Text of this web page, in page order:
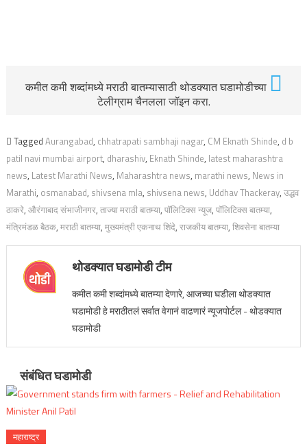
कमीत कमी शब्दांमध्ये मराठी बातम्यासाठी थोडक्यात घडामोडीच्या
टेलीग्राम चैनलला जॉइन करा.
Tagged Aurangabad, chhatrapati sambhaji nagar, CM Eknath Shinde, d b
patil navi mumbai airport, dharashiv, Eknath Shinde, latest maharashtra
news, Latest Marathi News, Maharashtra news, marathi news, News in
Marathi, osmanabad, shivsena mla, shivsena news, Uddhav Thackeray, उद्धव
ठाकरे, औरंगाबाद संभाजीनगर, ताज्या मराठी बातम्या, पॉलिटिक्स न्यूज, पॉलिटिक्स बातम्या,
मंत्रिमंडळ बैठक, मराठी बातम्या, मुख्यमंत्री एकनाथ शिंदे, राजकीय बातम्या, शिवसेना बातम्या
थोडक्यात घडामोडी टीम
कमीत कमी शब्दांमध्ये बातम्या देणारे, आजच्या घडीला थोडक्यात
घडामोडी हे मराठीतलं सर्वात वेगानं वाढणारं न्यूजपोर्टल - थोडक्यात
घडामोडी
संबंधित घडामोडी
महाराष्ट्र